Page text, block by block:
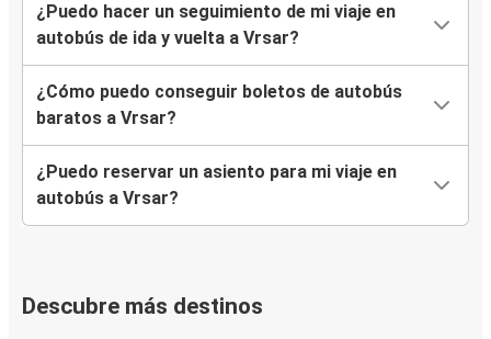
¿Puedo hacer un seguimiento de mi viaje en
autobús de ida y vuelta a Vrsar?
¿Cómo puedo conseguir boletos de autobús
baratos a Vrsar?
¿Puedo reservar un asiento para mi viaje en
autobús a Vrsar?
Descubre más destinos